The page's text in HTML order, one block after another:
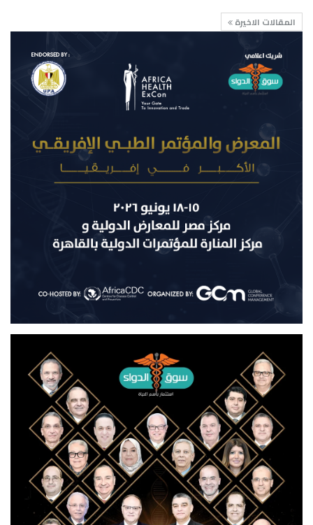
المقالات الاخيرة